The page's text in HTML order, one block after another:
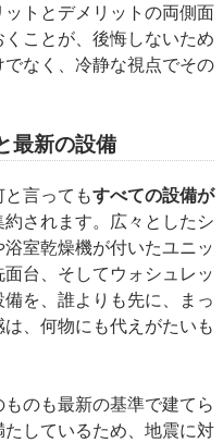
トとデメリットの両側面
ことが、後悔しないため
なく、冷静な視点でその
最新の設備
言ってもすべての設備が
約されます。広々としたシ
室乾燥機が付いたユニッ
台、そしてウォシュレッ
を、誰よりも先に、まっ
、何物にも代えがたいも
のも最新の基準で建てら
たしているため、地震に対